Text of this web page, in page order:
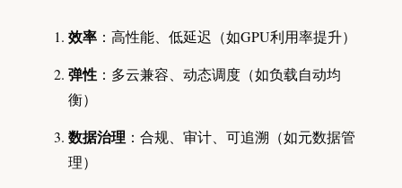
效率 ：高性能、低延迟（如GPU利用率提升）
弹性 ：多云兼容、动态调度（如负载自动均
衡）
数据治理 ：合规、审计、可追溯（如元数据管
理）